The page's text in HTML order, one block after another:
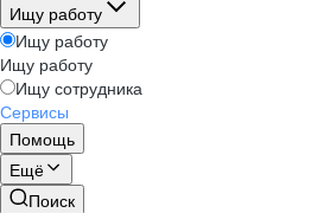
Ищу работу
Ищу работу
Ищу работу
Ищу сотрудника
Сервисы
Помощь
Ещё
Поиск